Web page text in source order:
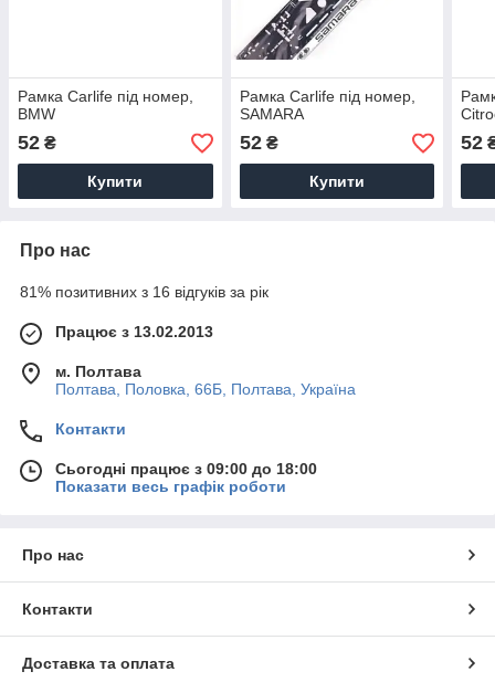
Рамка Сarlife під номер,
BMW
52 ₴
Купити
Рамка Сarlife під номер,
SAMARA
52₴
Купити
52
Про нас
81% позитивних з 16 відгуків за рік
Працює з 13.02.2013
м. Полтава
Полтава, Половка, 66Б, Полтава, Україна
Контакти
Сьогодні працює з 09:00 до 18:00
Показати весь графік роботи
Про нас
Контакти
Доставка та оплата